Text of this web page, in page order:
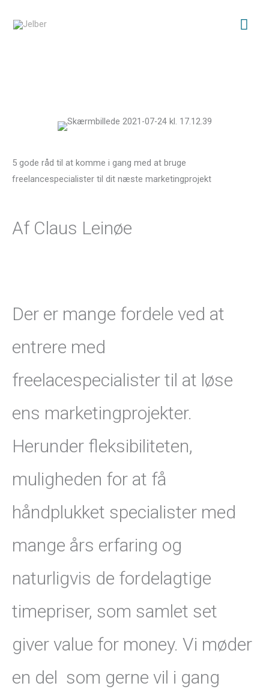
5 gode råd til at komme i gang med at bruge
freelancespecialister til dit næste marketingprojekt
Af Claus Leinøe
Der er mange fordele ved at
entrere med
freelacespecialister til at løse
ens marketingprojekter.
Herunder fleksibiliteten,
muligheden for at få
håndplukket specialister med
mange års erfaring og
naturligvis de fordelagtige
timepriser, som samlet set
giver value for money. Vi møder
en del som gerne vil i gang